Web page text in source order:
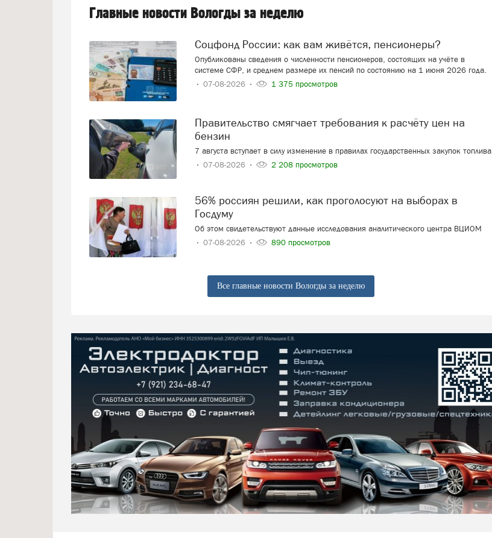
Главные новости Вологды за неделю
Соцфонд России: как вам живётся, пенсионеры?
Опубликованы сведения о численности пенсионеров, состоящих на учёте в
системе СФР, и среднем размере их пенсий по состоянию на 1 июня 2026 года.
07-08-2026
1 375 просмотров
Правительство смягчает требования к расчёту цен на
бензин
7 августа вступает в силу изменение в правилах государственных закупок топлива
07-08-2026
2 208 просмотров
56% россиян решили, как проголосуют на выборах в
Госдуму
Об этом свидетельствуют данные исследования аналитического центра ВЦИОМ
07-08-2026
890 просмотров
Все главные новости Вологды за неделю